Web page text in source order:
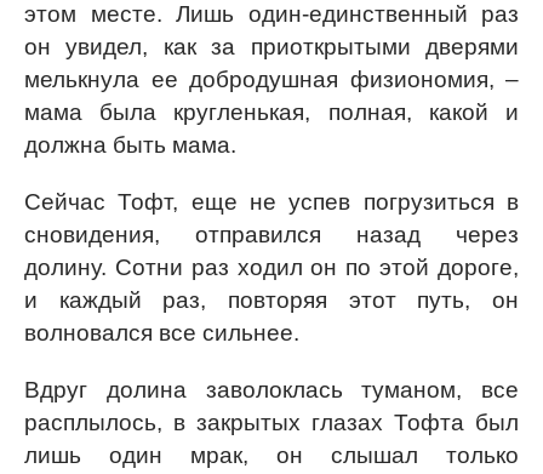
этом месте. Лишь один-единственный раз
он увидел, как за приоткрытыми дверями
мелькнула ее добродушная физиономия, –
мама была кругленькая, полная, какой и
должна быть мама.
Сейчас Тофт, еще не успев погрузиться в
сновидения, отправился назад через
долину. Сотни раз ходил он по этой дороге,
и каждый раз, повторяя этот путь, он
волновался все сильнее.
Вдруг долина заволоклась туманом, все
расплылось, в закрытых глазах Тофта был
лишь один мрак, он слышал только